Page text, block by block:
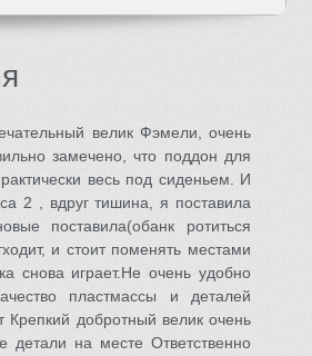
велик Фэмели, очень
замечено, что поддон для
весь под сиденьем. И
2 , вдруг тишина, я поставила
поставила(обанк ротиться
и стоит поменять местами
снова играет.Не очень удобно
пластмассы и деталей
Крепкий добротный велик очень
детали на месте Ответственно